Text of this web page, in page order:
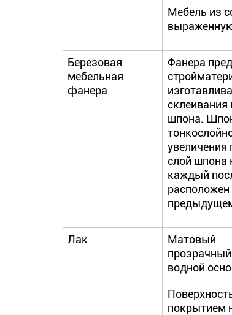
Мебель из
Березовая
мебельная
фанера
Фанера
склеивания
шпона.
увеличения
слой шпона
каждый
Лак
Матовый
водной
покрытием